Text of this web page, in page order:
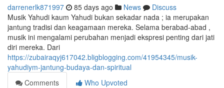
darrenerlk871997 85 days ago News
Discuss
Musik Yahudi kaum Yahudi bukan sekadar nada ; ia merupakan
jantung tradisi dan keagamaan mereka. Selama berabad-abad ,
musik ini mengalami perubahan menjadi ekspresi penting dari jati
diri mereka. Dari
https://zubairaqyj617042.bligblogging.com/41954345/musik-
yahudiym-jantung-budaya-dan-spiritual
Comments
Who Upvoted